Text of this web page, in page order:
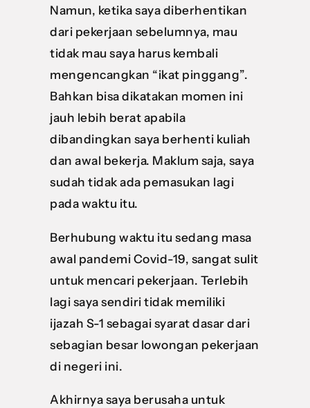
Namun, ketika saya diberhentikan
dari pekerjaan sebelumnya, mau
tidak mau saya harus kembali
mengencangkan “ikat pinggang”.
Bahkan bisa dikatakan momen ini
jauh lebih berat apabila
dibandingkan saya berhenti kuliah
dan awal bekerja. Maklum saja, saya
sudah tidak ada pemasukan lagi
pada waktu itu.
Berhubung waktu itu sedang masa
awal pandemi Covid-19, sangat sulit
untuk mencari pekerjaan. Terlebih
lagi saya sendiri tidak memiliki
ijazah S-1 sebagai syarat dasar dari
sebagian besar lowongan pekerjaan
di negeri ini.
Akhirnya saya berusaha untuk